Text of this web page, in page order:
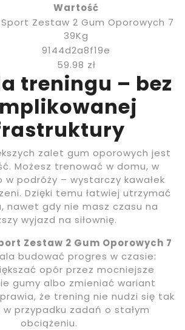
Wartość
Zestaw 2 Gum Oporowych 7
39Kg
9144d2a8f19e
59.98 zł
treningu – bez
zalet gum oporowych jest
Możesz trenować w domu, w
w podróży – wystarczy kawałek
Dzięki temu łatwiej utrzymać
nawet gdy nie masz czasu na
wyjazd na siłownię.
Zestaw 2 Gum Oporowych 7
budować progres w czasie:
opór przez mocniejsze
gumy albo zmieniać wariant
że trening nie nudzi się tak
w przypadku zadań o stałym
obciążeniu.